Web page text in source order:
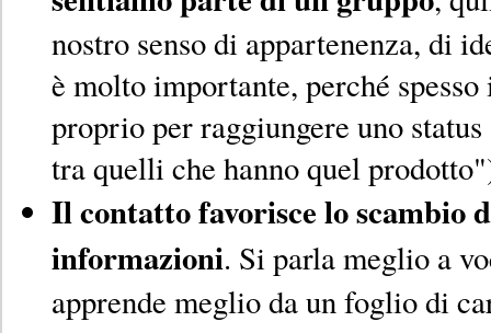
nostro senso di appartenenza, di
è molto importante, perché
proprio per raggiungere uno
tra quelli che hanno quel
Il contatto favorisce lo scambio
informazioni. Si parla meglio a
apprende meglio da un foglio di